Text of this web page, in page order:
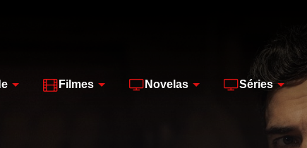
Filmes Novelas Séries